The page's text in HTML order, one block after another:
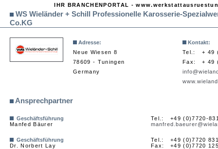
IHR BRANCHENPORTAL -
WS Wieländer + Schill Professionelle Karosserie-
Co.KG
Adresse:
Neue Wiesen 8
78609 - Tuningen
Germany
Kontakt:
Tel.:
+ 49
Fax:
+ 49
Ansprechpartner
Geschäftsführung
Manfed Bäurer
Tel.:
+49 (0)7720-
Geschäftsführung
Dr. Norbert Lay
Tel.:
+49 (0)7720
Fax:
+49 (0)7720